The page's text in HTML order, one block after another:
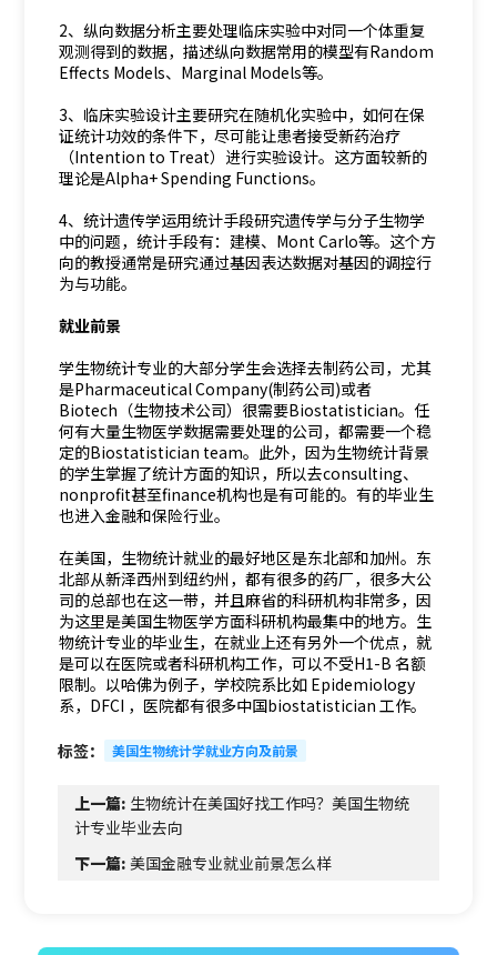
2、纵向数据分析主要处理临床实验中对同一个体重复
观测得到的数据，描述纵向数据常用的模型有Random
Effects Models、Marginal Models等。
3、临床实验设计主要研究在随机化实验中，如何在保
证统计功效的条件下，尽可能让患者接受新药治疗
（Intention to Treat）进行实验设计。这方面较新的
理论是Alpha+ Spending Functions。
4、统计遗传学运用统计手段研究遗传学与分子生物学
中的问题，统计手段有：建模、Mont Carlo等。这个方
向的教授通常是研究通过基因表达数据对基因的调控行
为与功能。
就业前景
学生物统计专业的大部分学生会选择去制药公司，尤其
是Pharmaceutical Company(制药公司)或者
Biotech（生物技术公司）很需要Biostatistician。任
何有大量生物医学数据需要处理的公司，都需要一个稳
定的Biostatistician team。此外，因为生物统计背景
的学生掌握了统计方面的知识，所以去consulting、
nonprofit甚至finance机构也是有可能的。有的毕业生
也进入金融和保险行业。
在美国，生物统计就业的最好地区是东北部和加州。东
北部从新泽西州到纽约州，都有很多的药厂，很多大公
司的总部也在这一带，并且麻省的科研机构非常多，因
为这里是美国生物医学方面科研机构最集中的地方。生
物统计专业的毕业生，在就业上还有另外一个优点，就
是可以在医院或者科研机构工作，可以不受H1-B 名额
限制。以哈佛为例子，学校院系比如 Epidemiology
系，DFCI ，医院都有很多中国biostatistician 工作。
标签： 美国生物统计学就业方向及前景
上一篇: 生物统计在美国好找工作吗？美国生物统
计专业毕业去向
下一篇:美国金融专业就业前景怎么样